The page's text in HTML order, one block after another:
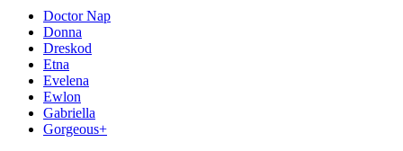
Doctor Nap
Donna
Dreskod
Etna
Evelena
Ewlon
Gabriella
Gorgeous+